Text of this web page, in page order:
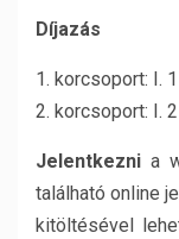
Díjazás
1. korcsoport: I.
2. korcsoport: I.
Jelentkezni a
található online
kitöltésével